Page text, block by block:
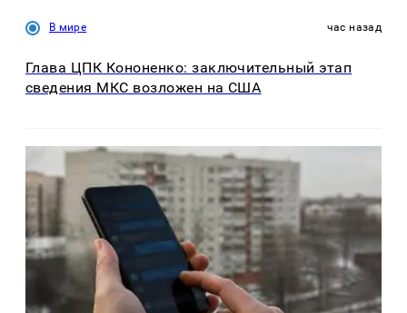
В мире час назад
Глава ЦПК Кононенко: заключительный этап
сведения МКС возложен на США